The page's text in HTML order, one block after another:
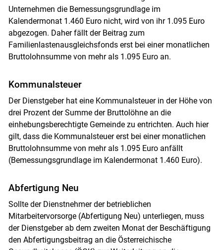
Unternehmen die Bemessungsgrundlage im
Kalendermonat 1.460 Euro nicht, wird von ihr 1.095 Euro
abgezogen. Daher fällt der Beitrag zum
Familienlastenausgleichsfonds erst bei einer monatlichen
Bruttolohnsumme von mehr als 1.095 Euro an.
Kommunalsteuer
Der Dienstgeber hat eine Kommunalsteuer in der Höhe von
drei Prozent der Summe der Bruttolöhne an die
einhebungsberechtigte Gemeinde zu entrichten. Auch hier
gilt, dass die Kommunalsteuer erst bei einer monatlichen
Bruttolohnsumme von mehr als 1.095 Euro anfällt
(Bemessungsgrundlage im Kalendermonat 1.460 Euro).
Abfertigung Neu
Sollte der Dienstnehmer der betrieblichen
Mitarbeitervorsorge (Abfertigung Neu) unterliegen, muss
der Dienstgeber ab dem zweiten Monat der ­Beschäftigung
den Abfertigungsbeitrag an die Österreichische